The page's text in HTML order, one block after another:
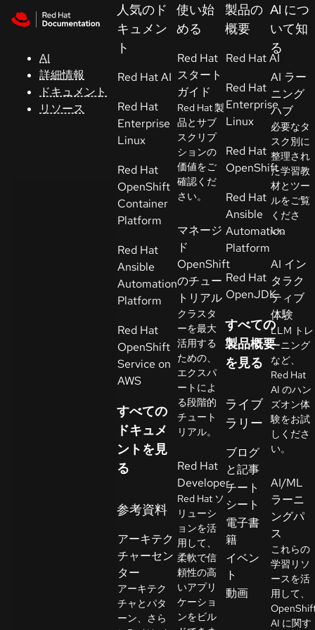
AI
詳細情報
ドキュメント
リソース
ト
コ
ン
ソ
ー
開
者
ト
ラ
イ
ア
ル
の
始
お
問
合
わ
言
語
の
選
択
人気のド
キュメン
ト
Red Hat AI
Red Hat
Enterprise
Linux
Red Hat
OpenShift
Container
Platform
Red Hat
Ansible
Automation
Platform
Red Hat
OpenShift
Service on
AWS
すべての
ドキュメ
ントを見
る
参考資料
アーキテク
チャーセン
ター
アーキテク
チャとパタ
ーン、さら
使い始
める
Red Hat
スタート
ガイド
Red Hat 製
品とサブ
スクリプ
ションの
価値をご
確認くだ
さい。
マネージ
ド
OpenShift
のチュー
トリアル
クラスタ
ーを最大
活用する
ための、
エクスパ
ートによ
る段階的
チュート
リアル。
Red Hat
Developer
Red Hat ソ
リューシ
ョンを活
用して、
柔軟で信
頼性の高
いアプリ
ケーショ
ンをビル
製品の
概要
Red Hat AI
Red Hat
Enterprise
Linux
Red Hat
OpenShift
Red Hat
Ansible
Automation
Platform
Red Hat
OpenJDK
すべての
製品概要
を見る
ライブ
ラリー
ブログ
と記事
チート
シート
電子書
籍
イベン
ト
動画
AI につ
いて知
る
AI ラー
ニング
ハブ
必要なタ
スク別に
整理され
た学習教
材とツー
ルをご覧
くださ
い。
AI イン
タラク
ティブ
体験
LLM トレ
ーニング
など、
Red Hat
AI のハン
ズオン体
験をお試
しくださ
い。
AI/ML
ラーニ
ングパ
ス
これらの
学習リソ
ースを活
用して、
AI に関す